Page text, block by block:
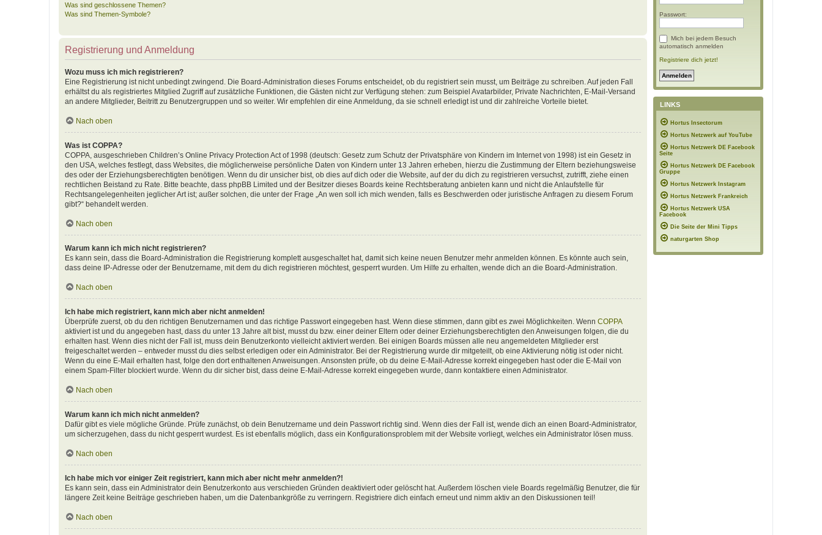
Was sind geschlossene Themen?
Was sind Themen-Symbole?
Registrierung und Anmeldung
Wozu muss ich mich registrieren?
Eine Registrierung ist nicht unbedingt zwingend. Die Board-Administration dieses Forums entscheidet, ob du registriert sein musst, um Beiträge zu schreiben. Auf jeden Fall
erhältst du als registriertes Mitglied Zugriff auf zusätzliche Funktionen, die Gästen nicht zur Verfügung stehen: zum Beispiel Avatarbilder, Private Nachrichten, E-Mail-Versand
an andere Mitglieder, Beitritt zu Benutzergruppen und so weiter. Wir empfehlen dir eine Anmeldung, da sie schnell erledigt ist und dir zahlreiche Vorteile bietet.
Nach oben
Was ist COPPA?
COPPA, ausgeschrieben Children’s Online Privacy Protection Act of 1998 (deutsch: Gesetz zum Schutz der Privatsphäre von Kindern im Internet von 1998) ist ein Gesetz in
den USA, welches festlegt, dass Websites, die möglicherweise persönliche Daten von Kindern unter 13 Jahren erheben, hierzu die Zustimmung der Eltern beziehungsweise
des oder der Erziehungsberechtigten benötigen. Wenn du dir unsicher bist, ob dies auf dich oder die Website, auf der du dich zu registrieren versuchst, zutrifft, ziehe einen
rechtlichen Beistand zu Rate. Bitte beachte, dass phpBB Limited und der Besitzer dieses Boards keine Rechtsberatung anbieten kann und nicht die Anlaufstelle für
Rechtsangelegenheiten jeglicher Art ist; außer solchen, die unter der Frage „An wen soll ich mich wenden, falls es Beschwerden oder juristische Anfragen zu diesem Forum
gibt?“ behandelt werden.
Nach oben
Warum kann ich mich nicht registrieren?
Es kann sein, dass die Board-Administration die Registrierung komplett ausgeschaltet hat, damit sich keine neuen Benutzer mehr anmelden können. Es könnte auch sein,
dass deine IP-Adresse oder der Benutzername, mit dem du dich registrieren möchtest, gesperrt wurden. Um Hilfe zu erhalten, wende dich an die Board-Administration.
Nach oben
Ich habe mich registriert, kann mich aber nicht anmelden!
Überprüfe zuerst, ob du den richtigen Benutzernamen und das richtige Passwort eingegeben hast. Wenn diese stimmen, dann gibt es zwei Möglichkeiten. Wenn COPPA
aktiviert ist und du angegeben hast, dass du unter 13 Jahre alt bist, musst du bzw. einer deiner Eltern oder deiner Erziehungsberechtigten den Anweisungen folgen, die du
erhalten hast. Wenn dies nicht der Fall ist, muss dein Benutzerkonto vielleicht aktiviert werden. Bei einigen Boards müssen alle neu angemeldeten Mitglieder erst
freigeschaltet werden – entweder musst du dies selbst erledigen oder ein Administrator. Bei der Registrierung wurde dir mitgeteilt, ob eine Aktivierung nötig ist oder nicht.
Wenn du eine E-Mail erhalten hast, folge den dort enthaltenen Anweisungen. Ansonsten prüfe, ob du deine E-Mail-Adresse korrekt eingegeben hast oder die E-Mail von
einem Spam-Filter blockiert wurde. Wenn du dir sicher bist, dass deine E-Mail-Adresse korrekt eingegeben wurde, dann kontaktiere einen Administrator.
Nach oben
Warum kann ich mich nicht anmelden?
Dafür gibt es viele mögliche Gründe. Prüfe zunächst, ob dein Benutzername und dein Passwort richtig sind. Wenn dies der Fall ist, wende dich an einen Board-Administrator,
um sicherzugehen, dass du nicht gesperrt wurdest. Es ist ebenfalls möglich, dass ein Konfigurationsproblem mit der Website vorliegt, welches ein Administrator lösen muss.
Nach oben
Ich habe mich vor einiger Zeit registriert, kann mich aber nicht mehr anmelden?!
Es kann sein, dass ein Administrator dein Benutzerkonto aus verschieden Gründen deaktiviert oder gelöscht hat. Außerdem löschen viele Boards regelmäßig Benutzer, die für
längere Zeit keine Beiträge geschrieben haben, um die Datenbankgröße zu verringern. Registriere dich einfach erneut und nimm aktiv an den Diskussionen teil!
Nach oben
Passwort:
Mich bei jedem Besuch
automatisch anmelden
Registriere dich jetzt!
LINKS
Hortus Insectorum
Hortus Netzwerk auf YouTube
Hortus Netzwerk DE Facebook
Seite
Hortus Netzwerk DE Facebook
Gruppe
Hortus Netzwerk Instagram
Hortus Netzwerk Frankreich
Hortus Netzwerk USA
Facebook
Die Seite der Mini Tipps
naturgarten Shop